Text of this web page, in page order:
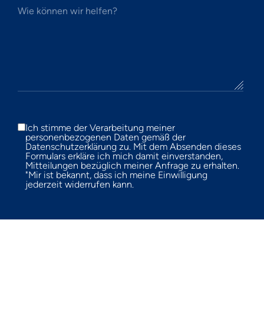
Wie können wir helfen?
Ich stimme der Verarbeitung meiner
personenbezogenen Daten gemäß der
Datenschutzerklärung zu. Mit dem Absenden dieses
Formulars erkläre ich mich damit einverstanden,
Mitteilungen bezüglich meiner Anfrage zu erhalten.
"Mir ist bekannt, dass ich meine Einwilligung
jederzeit widerrufen kann.